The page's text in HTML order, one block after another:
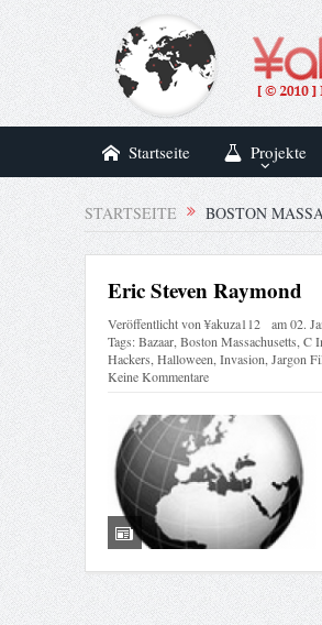
Startseite Projekte
STARTSEITE BOSTON
Eric Steven Raymond
Veröffentlicht von¥akuza112 am02.
Tags:Bazaar,Boston Massachusetts,C
Hackers,Halloween,Invasion,Jargon
Keine Kommentare